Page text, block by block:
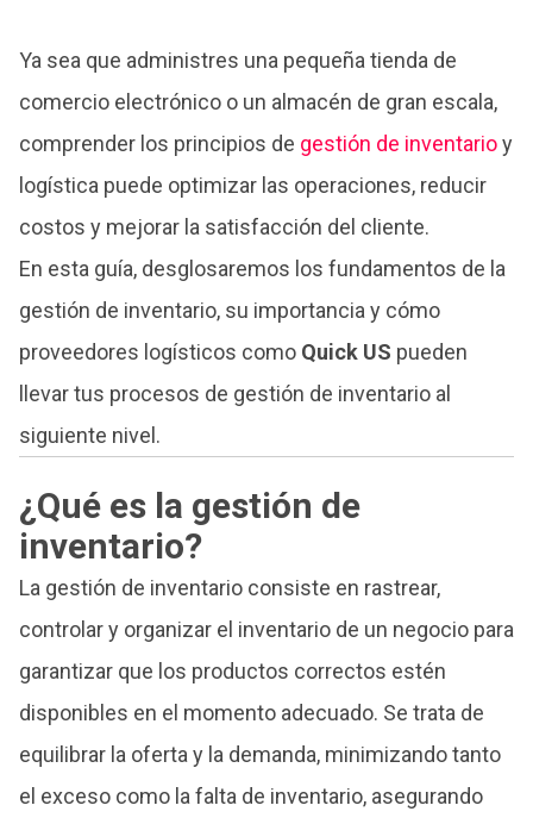
Ya sea que administres una pequeña tienda de
comercio electrónico o un almacén de gran escala,
comprender los principios de gestión de inventarioy
logística puede optimizar las operaciones, reducir
costos y mejorar la satisfacción del cliente.
En esta guía, desglosaremos los fundamentos de la
gestión de inventario, su importancia y cómo
proveedores logísticos como Quick US pueden
llevar tus procesos de gestión de inventario al
siguiente nivel.
¿Qué es la gestión de
inventario?
La gestión de inventario consiste en rastrear,
controlar y organizar el inventario de un negocio para
garantizar que los productos correctos estén
disponibles en el momento adecuado. Se trata de
equilibrar la oferta y la demanda, minimizando tanto
el exceso como la falta de inventario, asegurando